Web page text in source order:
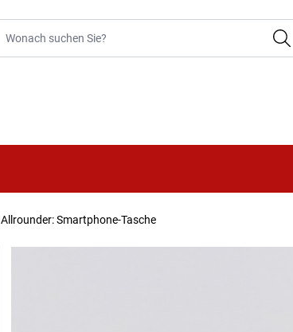
Allrounder: Smartphone-Tasche